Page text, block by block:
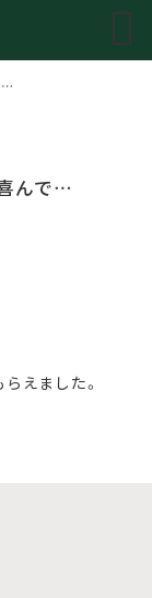

…
んで…
えました。